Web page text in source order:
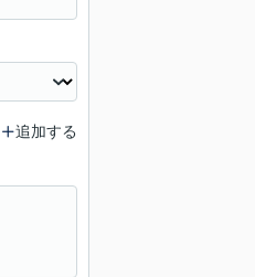
追加する